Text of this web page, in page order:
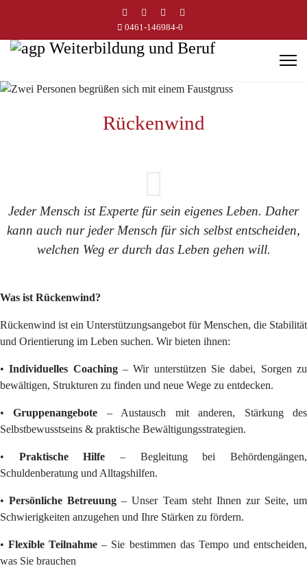
0461-146984-0
Rückenwind
Jeder Mensch ist Experte für sein eigenes Leben. Daher
kann auch nur jeder Mensch für sich selbst entscheiden,
welchen Weg er durch das Leben gehen will.
Was ist Rückenwind?
Rückenwind ist ein Unterstützungsangebot für Menschen, die Stabilität
und Orientierung im Leben suchen. Wir bieten ihnen:
•Individuelles Coaching– Wir unterstützen Sie dabei, Sorgen zu
bewältigen, Strukturen zu finden und neue Wege zu entdecken.
•Gruppenangebote – Austausch mit anderen, Stärkung des
Selbstbewusstseins & praktische Bewältigungsstrategien.
• Praktische Hilfe – Begleitung bei Behördengängen,
Schuldenberatung und Alltagshilfen.
•Persönliche Betreuung – Unser Team steht Ihnen zur Seite, um
Schwierigkeiten anzugehen und Ihre Stärken zu fördern.
•Flexible Teilnahme – Sie bestimmen das Tempo und entscheiden,
was Sie brauchen